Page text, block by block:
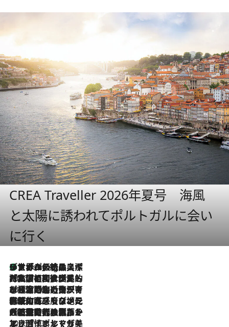
CREA Traveller 2026年夏号 海風
と太陽に誘われてポルトガルに会い
に行く
1 Hour Ago
リスボンの絶品スイーツ「パステル・デ・ナタ」とは？ポルトガル伝統の奥深い世界へ
2026.7.27
「私の祖国はポルトガル語です」国民的詩人フェルナンド・ペソアと、彼が愛した文学の街を歩く
2026.7.26
ポルトガル近海が育む極上の海の幸。キリリと冷えた白ワインと愉しむ、シーフード専門店の贅沢
2026.7.22
伝統の味をモダンに昇華。高感度な地元客が集う、リスボンの最旬ガストロノミー
2026.7.21
大航海時代の栄華から、震災、独裁、そして革命へ。ポルトガル・首都リスボンの石畳に刻まれた「歴史の光と影」
2026.7.13
エッセイ・ヤマザキマリ「慎ましくも美しき国 ポルトガル」